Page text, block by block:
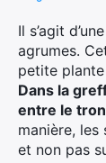
Il s’agit
agrumes.
petite
Dans la
entre le
manière,
et non pas